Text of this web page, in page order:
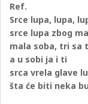
Ref.
Srce lupa, lupa,
srce lupa zbog
mala soba, tri sa
a u sobi ja i ti
srca vrela glave
šta će biti neka